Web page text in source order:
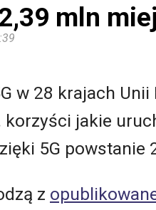
mln
w 28 krajach
korzyści jakie
5G powstanie
z